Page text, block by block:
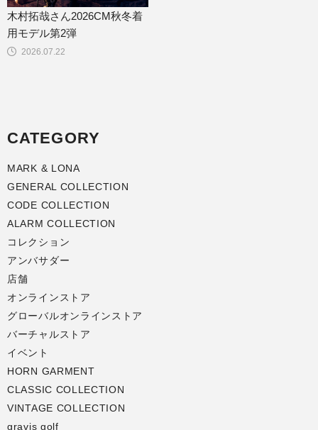
2026.07.22
木村拓哉さん2026CM秋冬着
用モデル第2弾
CATEGORY
MARK & LONA
GENERAL COLLECTION
CODE COLLECTION
ALARM COLLECTION
コレクション
アンバサダー
店舗
オンラインストア
グローバルオンラインストア
バーチャルストア
イベント
HORN GARMENT
CLASSIC COLLECTION
VINTAGE COLLECTION
gravis golf